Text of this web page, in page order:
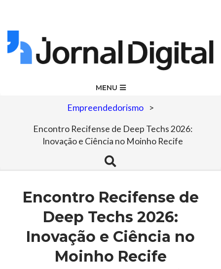
Skip
to
Jornal
Digital
MENU
Empreendedorismo >
Encontro Recifense de Deep Techs 2026:
Inovação e Ciência no Moinho Recife
Search
Encontro Recifense de
Deep Techs 2026:
Inovação e Ciência no
Moinho Recife